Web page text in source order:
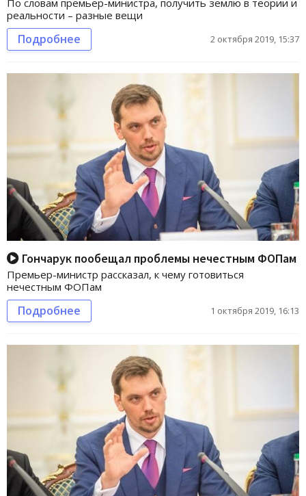
По словам премьер-министра, получить землю в теории и
реальности – разные вещи
Подробнее 2 октября 2019, 15:37
Гончарук пообещал проблемы нечестным ФОПам
Премьер-министр рассказал, к чему готовиться
нечестным ФОПам
Подробнее 1 октября 2019, 16:13